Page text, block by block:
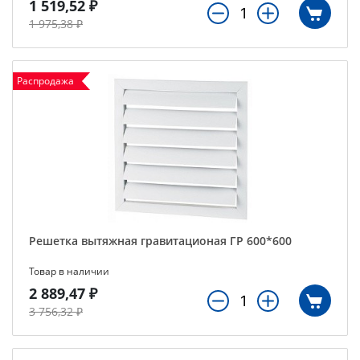
1 519,52 ₽
1 975,38 ₽
Распродажа
Решетка вытяжная гравитационая ГР 600*600
Товар в наличии
2 889,47 ₽
3 756,32 ₽